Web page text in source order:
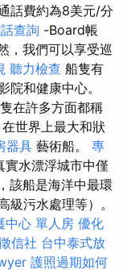
話費約為8美元/分
查詢 -Board帳
，我們可以享受巡
聽力檢查 船隻有
院和健康中心。
在許多方面都稱
在世界上最大和狀
器具 藝術船。 專
實水漂浮城市中僅
該船是海洋中最環
污水處理等）。
中心 單人房 優化
信社 台中泰式放
護照過期如何